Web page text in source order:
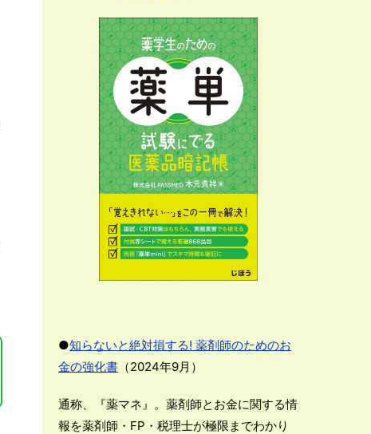
●知らないと絶対損する! 薬剤師のためのお
金の強化書 （2024年9月）
通称、『薬マネ』。薬剤師とお金に関する情
報を薬剤師・FP・税理士が極限までわかり